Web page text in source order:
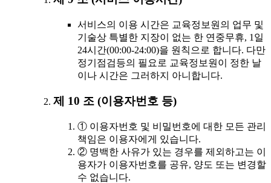
서비스의 이용 시간은 교육정보원의 업무 및
기술상 특별한 지장이 없는 한 연중무휴, 1일
24시간(00:00-24:00)을 원칙으로 합니다. 다만
정기점검등의 필요로 교육정보원이 정한 날
이나 시간은 그러하지 아니합니다.
제 10 조 (이용자번호 등)
① 이용자번호 및 비밀번호에 대한 모든 관리
책임은 이용자에게 있습니다.
② 명백한 사유가 있는 경우를 제외하고는 이
용자가 이용자번호를 공유, 양도 또는 변경할
수 없습니다.